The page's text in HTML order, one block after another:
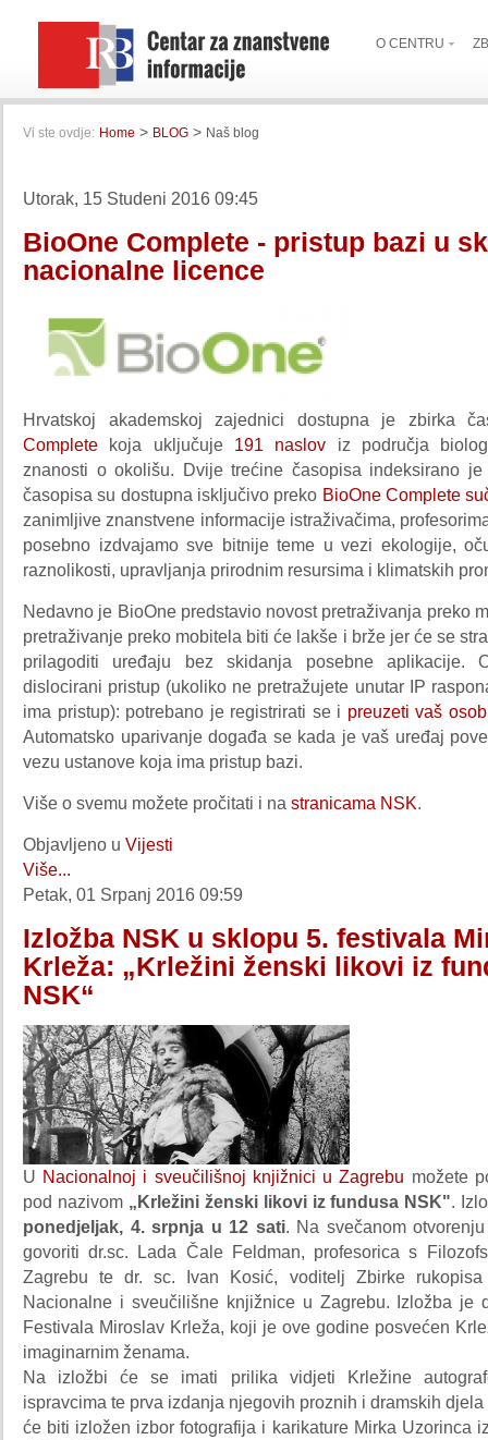
O CENTRU
Vi ste ovdje: Home > BLOG > Naš blog
Utorak, 15 Studeni 2016 09:45
BioOne Complete - pristup bazi u
nacionalne licence
Hrvatskoj akademskoj zajednici dostupna je zbirka
Complete koja uključuje 191 naslov iz područja
znanosti o okolišu. Dvije trećine časopisa indeksirano
časopisa su dostupna isključivo preko BioOne Complete
zanimljive znanstvene informacije istraživačima,
posebno izdvajamo sve bitnije teme u vezi ekologije,
raznolikosti, upravljanja prirodnim resursima i klimatskih
Nedavno je BioOne predstavio novost pretraživanja preko
pretraživanje preko mobitela biti će lakše i brže jer će se
prilagoditi uređaju bez skidanja posebne aplikacije.
dislocirani pristup (ukoliko ne pretražujete unutar IP
ima pristup): potrebano je registrirati se i preuzeti vaš
Automatsko uparivanje događa se kada je vaš uređaj
vezu ustanove koja ima pristup bazi.
Više o svemu možete pročitati i na stranicama NSK.
Objavljeno u Vijesti
Više...
Petak, 01 Srpanj 2016 09:59
Izložba NSK u sklopu 5. festivala
Krleža: „Krležini ženski likovi iz
NSK“
U Nacionalnoj i sveučilišnoj knjižnici u Zagrebu možete
pod nazivom „Krležini ženski likovi iz fundusa NSK".
ponedjeljak, 4. srpnja u 12 sati. Na svečanom
govoriti dr.sc. Lada Čale Feldman, profesorica s
Zagrebu te dr. sc. Ivan Kosić, voditelj Zbirke
Nacionalne i sveučilišne knjižnice u Zagrebu. Izložba je
Festivala Miroslav Krleža, koji je ove godine posvećen
imaginarnim ženama.
Na izložbi će se imati prilika vidjeti Krležine
ispravcima te prva izdanja njegovih proznih i dramskih
će biti izložen izbor fotografija i karikature Mirka Uzorinca